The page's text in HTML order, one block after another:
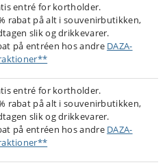
entré for kortholder.
rabat på alt i souvenirbutikken,
slik og drikkevarer.
på entréen hos andre DAZA-
entré for kortholder.
rabat på alt i souvenirbutikken,
slik og drikkevarer.
på entréen hos andre DAZA-